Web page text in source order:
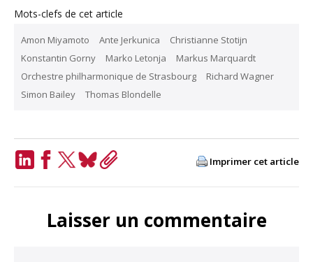
Mots-clefs de cet article
Amon Miyamoto Ante Jerkunica
Christianne Stotijn
Konstantin Gorny
Marko Letonja
Markus Marquardt
Orchestre philharmonique de Strasbourg
Richard Wagner
Simon Bailey
Thomas Blondelle
Imprimer cet article
Laisser un commentaire